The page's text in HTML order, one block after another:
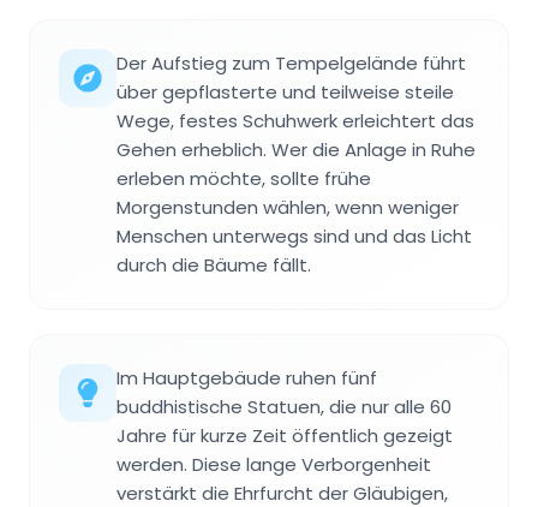
Der Aufstieg zum Tempelgelände führt
über gepflasterte und teilweise steile
Wege, festes Schuhwerk erleichtert das
Gehen erheblich. Wer die Anlage in Ruhe
erleben möchte, sollte frühe
Morgenstunden wählen, wenn weniger
Menschen unterwegs sind und das Licht
durch die Bäume fällt.
Im Hauptgebäude ruhen fünf
buddhistische Statuen, die nur alle 60
Jahre für kurze Zeit öffentlich gezeigt
werden. Diese lange Verborgenheit
verstärkt die Ehrfurcht der Gläubigen,